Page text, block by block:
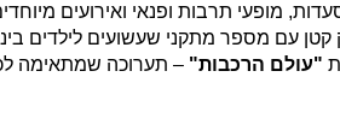
מופעי תרבות ופנאי ואירועים
עם מספר מתקני שעשועים לילדים
"עולם הרכבות" – תערוכה שמתאימה